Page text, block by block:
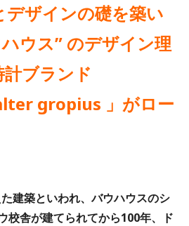
デザインの礎を築い
ウス” のデザイン理
ブランド
gropius 」がロー
建築といわれ、バウハウスのシ
校舎が建てられてから100年、ド